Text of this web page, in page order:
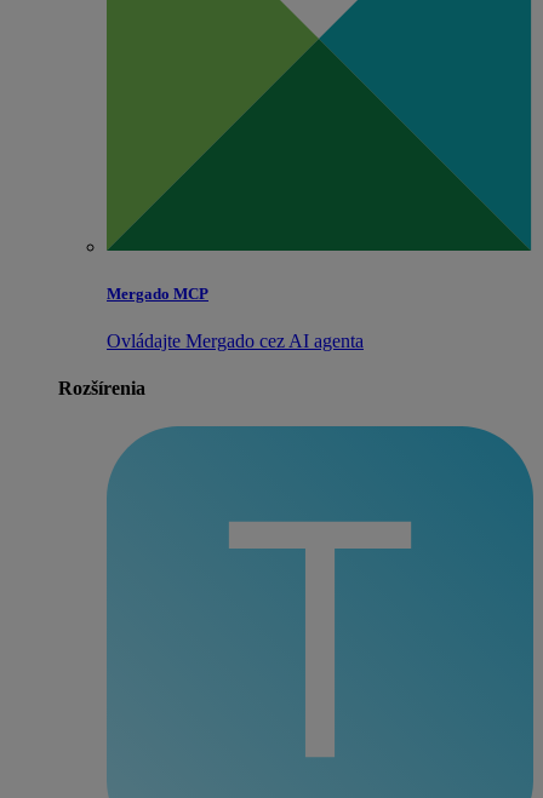
Mergado MCP
Ovládajte Mergado cez AI agenta
Rozšírenia